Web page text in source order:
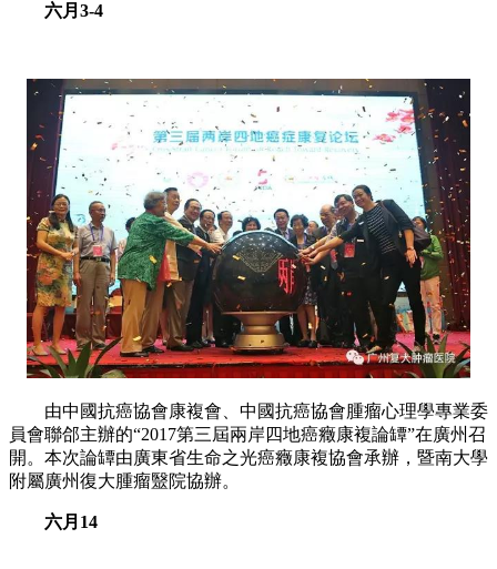
六月3-4
由中國抗癌協會康複會、中國抗癌協會腫瘤心理學專業委
員會聯郃主辦的“2017第三屆兩岸四地癌癥康複論罈”在廣州召
開。本次論罈由廣東省生命之光癌癥康複協會承辦，暨南大學
附屬廣州復大腫瘤毉院協辦。
六月14